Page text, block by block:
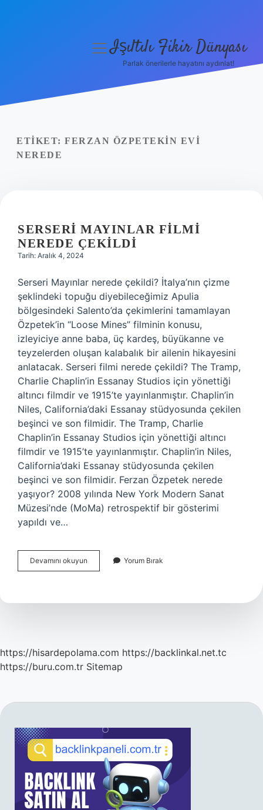
Yasal Uyarı
menüyüIşıltılı Fikir Dünyası
Parlak önerilerle hayatını aydınlat!
ETIKET: FERZAN ÖZPETEKIN EVI
NEREDE
SERSERI MAYINLAR FILMI
NEREDE ÇEKILDI
Tarih: Aralık 4, 2024
Serseri Mayınlar nerede çekildi? İtalya’nın çizme
şeklindeki topuğu diyebileceğimiz Apulia
bölgesindeki Salento’da çekimlerini tamamlayan
Özpetek’in “Loose Mines” filminin konusu,
izleyiciye anne baba, üç kardeş, büyükanne ve
teyzelerden oluşan kalabalık bir ailenin hikayesini
anlatacak. Serseri filmi nerede çekildi? The Tramp,
Charlie Chaplin’in Essanay Studios için yönettiği
altıncı filmdir ve 1915’te yayınlanmıştır. Chaplin’in
Niles, California’daki Essanay stüdyosunda çekilen
beşinci ve son filmidir. The Tramp, Charlie
Chaplin’in Essanay Studios için yönettiği altıncı
filmdir ve 1915’te yayınlanmıştır. Chaplin’in Niles,
California’daki Essanay stüdyosunda çekilen
beşinci ve son filmidir. Ferzan Özpetek nerede
yaşıyor? 2008 yılında New York Modern Sanat
Müzesi’nde (MoMa) retrospektif bir gösterimi
yapıldı ve…
Devamını okuyun
Mayınlar
Çekildi
Yorum Bırak
https://hisardepolama.com https://backlinkal.net.tc
https://buru.com.tr Sitemap
SIDEBAR